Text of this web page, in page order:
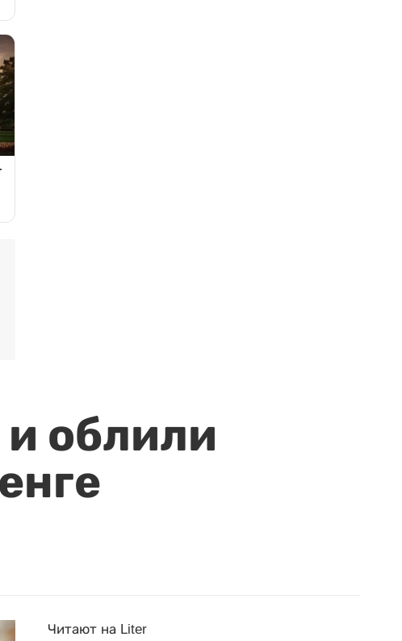
облили
Читают на Liter